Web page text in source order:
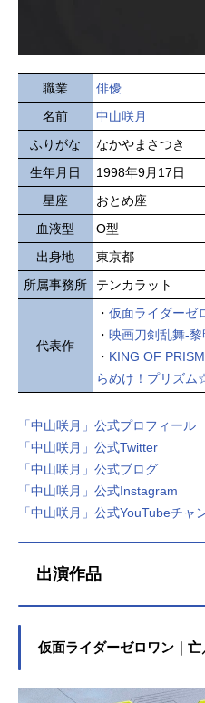
職業
俳優
名前
中山咲月
ふりがな
なかやまさつき
生年月日
1998年9月17日
星座
おとめ座
血液型
O型
出身地
東京都
所属事務所
テンカラット
代表作
・ 仮面ライダーゼ
・ 映画刀剣乱舞-黎
・ KING OF
らめけ！プリズ
「中山咲月」公式プロフィール
「中山咲月」公式Twitter
「中山咲月」公式ブログ
「中山咲月」公式Instagram
「中山咲月」公式YouTubeチャ
出演作品
仮面ライダーゼロワン｜